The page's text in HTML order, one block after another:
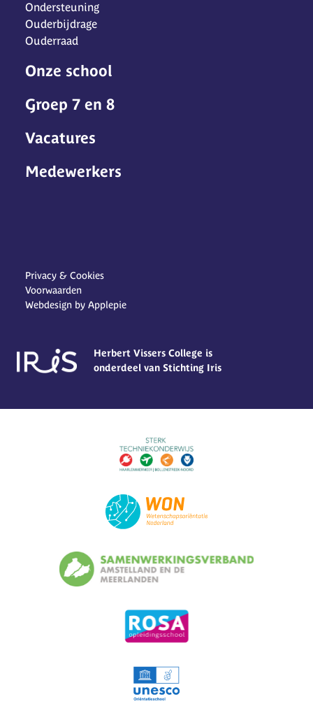
Ondersteuning
Ouderbijdrage
Ouderraad
Onze school
Groep 7 en 8
Vacatures
Medewerkers
Privacy & Cookies
Voorwaarden
Webdesign by Applepie
Herbert Vissers College is
onderdeel van Stichting Iris